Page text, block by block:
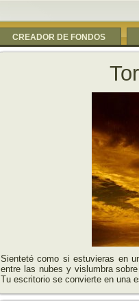
CREADOR DE FONDOS
Sienteté como si estuvieras en
entre las nubes y vislumbra
Tu escritorio se convierte en una